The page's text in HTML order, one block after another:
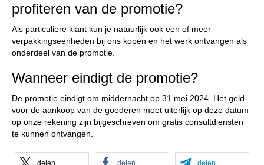
profiteren van de promotie?
Als particuliere klant kun je natuurlijk ook een of meer
verpakkingseenheden bij ons kopen en het werk ontvangen als
onderdeel van de promotie.
Wanneer eindigt de promotie?
De promotie eindigt om middernacht op 31 mei 2024. Het geld
voor de aankoop van de goederen moet uiterlijk op deze datum
op onze rekening zijn bijgeschreven om gratis consultdiensten
te kunnen ontvangen.